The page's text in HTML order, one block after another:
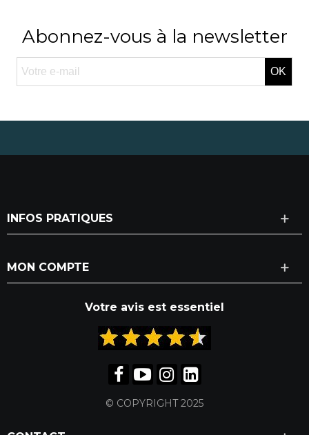
Abonnez-vous à la newsletter
OK
INFOS PRATIQUES
MON COMPTE
Votre avis est essentiel
© COPYRIGHT 2025